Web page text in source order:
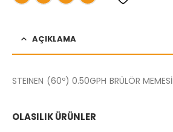
AÇIKLAMA
STEINEN (60º) 0.50GPH BRÜLÖR MEMESİ
OLASILIK ÜRÜNLER